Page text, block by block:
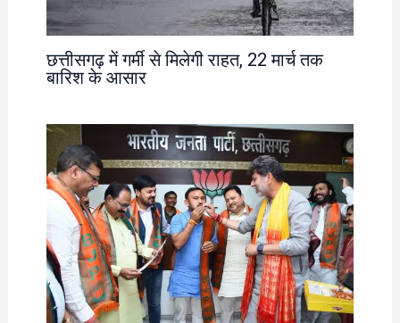
छत्तीसगढ़ में गर्मी से मिलेगी राहत, 22 मार्च तक
बारिश के आसार